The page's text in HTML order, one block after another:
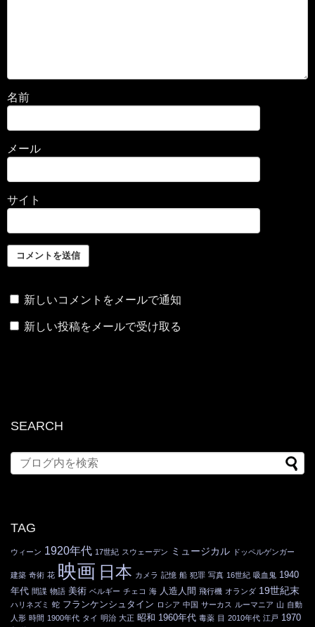
名前
メール
サイト
新しいコメントをメールで通知
新しい投稿をメールで受け取る
SEARCH
TAG
ウィーン 1920年代 17世紀 スウェーデン ミュージカル ドッペルゲンガー
建築 奇術 花 映画 日本 カメラ 記憶 船 犯罪 写真 16世紀 吸血鬼 1940
年代 間諜 物語 美術 ベルギー チェコ 海 人造人間 飛行機 オランダ 19世紀末
ハリネズミ 蛇 フランケンシュタイン ロシア 中国 サーカス ルーマニア 山 自動
人形 時間 1900年代 タイ 明治 大正 昭和 1960年代 毒薬 目 2010年代 江戸 1970